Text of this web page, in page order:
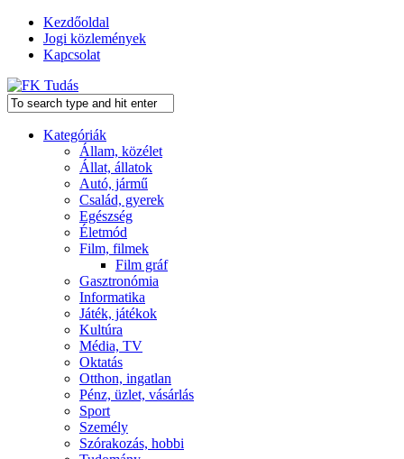
Kezdőoldal
Jogi közlemények
Kapcsolat
Kategóriák
Állam, közélet
Állat, állatok
Autó, jármű
Család, gyerek
Egészség
Életmód
Film, filmek
Film gráf
Gasztronómia
Informatika
Játék, játékok
Kultúra
Média, TV
Oktatás
Otthon, ingatlan
Pénz, üzlet, vásárlás
Sport
Személy
Szórakozás, hobbi